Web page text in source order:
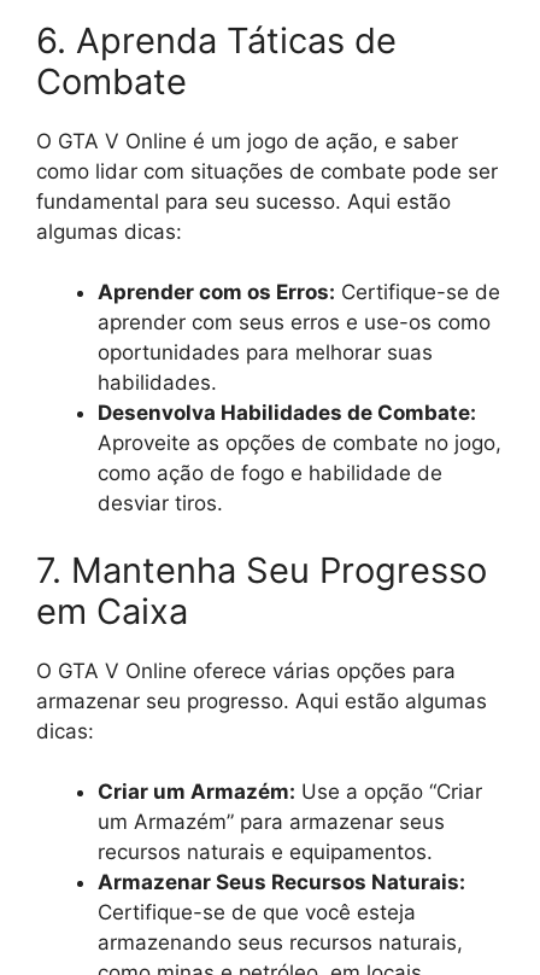
6. Aprenda Táticas de
Combate
O GTA V Online é um jogo de ação, e saber
como lidar com situações de combate pode ser
fundamental para seu sucesso. Aqui estão
algumas dicas:
Aprender com os Erros: Certifique-se de
aprender com seus erros e use-os como
oportunidades para melhorar suas
habilidades.
Desenvolva Habilidades de Combate:
Aproveite as opções de combate no jogo,
como ação de fogo e habilidade de
desviar tiros.
7. Mantenha Seu Progresso
em Caixa
O GTA V Online oferece várias opções para
armazenar seu progresso. Aqui estão algumas
dicas:
Criar um Armazém: Use a opção “Criar
um Armazém” para armazenar seus
recursos naturais e equipamentos.
Armazenar Seus Recursos Naturais:
Certifique-se de que você esteja
armazenando seus recursos naturais,